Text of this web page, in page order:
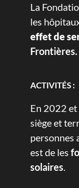
La
les
effet de
Frontières.
ACTIVITÉS :
En 2022 et
siège et
personnes
est de les
solaires.